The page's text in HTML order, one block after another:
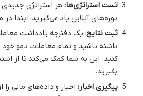
تست استراتژی‌ها:هر استراتژی جدیدی
دوره‌های آنلاین یاد می‌گیرید، ابتدا
ثبت نتایج:
داشته باشید و تمام معاملات دمو خود
کنید. این به شما کمک می‌کند تا از
بگیرید.
پیگیری اخبار: اخبار و داده‌های مالی را